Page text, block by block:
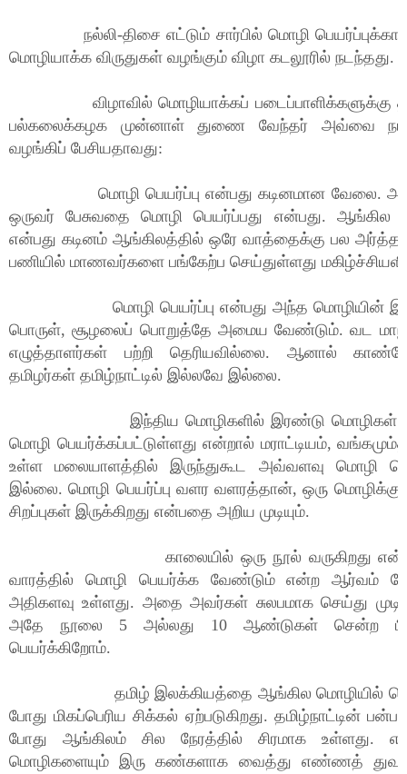
நல்லி-திசை எட்டும் சார்பில் மொழி
மொழியாக்க விருதுகள் வழங்கும் விழா கடலூரில் நடந்தது.
விழாவில் மொழியாக்கப் படைப்பாளிக்களுக்கு
பல்கலைக்கழக முன்னாள் துணை வேந்தர் அவ்வை
வழங்கிப் பேசியதாவது:
மொழி பெயர்ப்பு என்பது கடினமான வேலை.
ஒருவர் பேசுவதை மொழி பெயர்ப்பது என்பது. ஆங்கில
என்பது கடினம் ஆங்கிலத்தில் ஒரே வாத்தைக்கு பல
பணியில் மாணவர்களை பங்கேற்ப செய்துள்ளது
மொழி பெயர்ப்பு என்பது அந்த மொழியின்
பொருள், சூழலைப் பொறுத்தே அமைய வேண்டும். வட
எழுத்தாளர்கள் பற்றி தெரியவில்லை. ஆனால்
தமிழர்கள் தமிழ்நாட்டில் இல்லவே இல்லை.
இந்திய மொழிகளில் இரண்டு மொழிகள்
மொழி பெயர்க்கப்பட்டுள்ளது என்றால் மராட்டியம்,
உள்ள மலையாளத்தில் இருந்துகூட அவ்வளவு மொழி
இல்லை. மொழி பெயர்ப்பு வளர வளரத்தான், ஒரு
சிறப்புகள் இருக்கிறது என்பதை அறிய முடியும்.
காலையில் ஒரு நூல் வருகிறது
வாரத்தில் மொழி பெயர்க்க வேண்டும் என்ற ஆர்வம்
அதிகளவு உள்ளது. அதை அவர்கள் சுலபமாக செய்து
அதே நூலை 5 அல்லது 10 ஆண்டுகள் சென்ற
பெயர்க்கிறோம்.
தமிழ் இலக்கியத்தை ஆங்கில மொழியில்
போது மிகப்பெரிய சிக்கல் ஏற்படுகிறது. தமிழ்நாட்டின்
போது ஆங்கிலம் சில நேரத்தில் சிரமாக உள்ளது.
மொழிகளையும் இரு கண்களாக வைத்து எண்ணத்